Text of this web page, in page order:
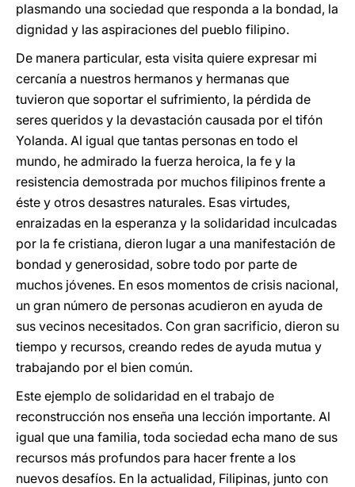
plasmando una sociedad que responda a la bondad, la
dignidad y las aspiraciones del pueblo filipino.
De manera particular, esta visita quiere expresar mi
cercanía a nuestros hermanos y hermanas que
tuvieron que soportar el sufrimiento, la pérdida de
seres queridos y la devastación causada por el tifón
Yolanda. Al igual que tantas personas en todo el
mundo, he admirado la fuerza heroica, la fe y la
resistencia demostrada por muchos filipinos frente a
éste y otros desastres naturales. Esas virtudes,
enraizadas en la esperanza y la solidaridad inculcadas
por la fe cristiana, dieron lugar a una manifestación de
bondad y generosidad, sobre todo por parte de
muchos jóvenes. En esos momentos de crisis nacional,
un gran número de personas acudieron en ayuda de
sus vecinos necesitados. Con gran sacrificio, dieron su
tiempo y recursos, creando redes de ayuda mutua y
trabajando por el bien común.
Este ejemplo de solidaridad en el trabajo de
reconstrucción nos enseña una lección importante. Al
igual que una familia, toda sociedad echa mano de sus
recursos más profundos para hacer frente a los
nuevos desafíos. En la actualidad, Filipinas, junto con